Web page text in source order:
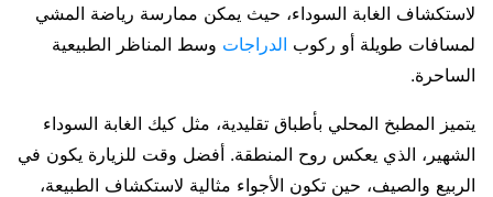
لاستكشاف الغابة السوداء، حيث يمكن ممارسة رياضة المشي
لمسافات طويلة أو ركوب الدراجات وسط المناظر الطبيعية
الساحرة.
يتميز المطبخ المحلي بأطباق تقليدية، مثل كيك الغابة السوداء
الشهير، الذي يعكس روح المنطقة. أفضل وقت للزيارة يكون في
الربيع والصيف، حين تكون الأجواء مثالية لاستكشاف الطبيعة،